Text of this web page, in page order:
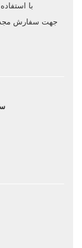
با
جهت سفارش